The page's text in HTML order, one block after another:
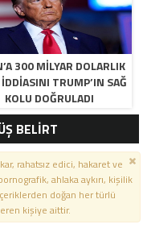
300 MILYAR DOLARLIK
TRUMP’IN SAĞ
KOLU DOĞRULADI
BELİRT
rahatsız edici, hakaret ve
ahlaka aykırı, kişilik
doğan her türlü
kişiye aittir.